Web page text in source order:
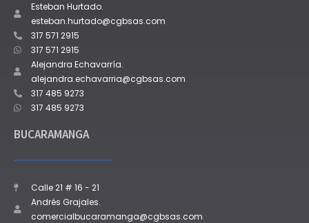
Esteban Hurtado.
esteban.hurtado@cgbsas.com
317 571 2915
317 571 2915
Alejandra Echavarría.
alejandra.echavarria@cgbsas.com
317 485 9273
317 485 9273
BUCARAMANGA
Calle 21 # 16 - 21
Andrés Grajales.
comercialbucaramanga@cgbsas.com